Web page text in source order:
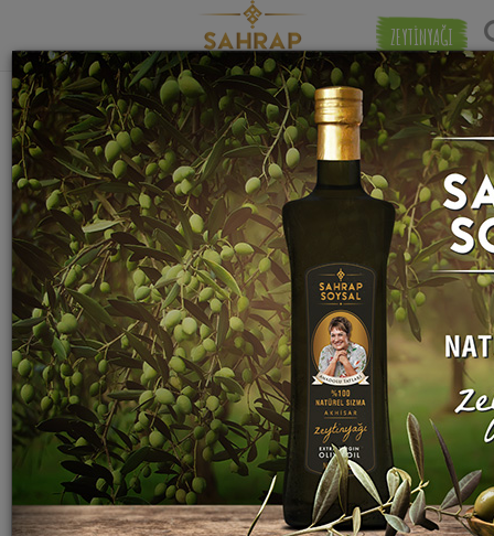
ZEYTİNYAĞI
"karabiiber" etiketiyle eşleşen (12) tarif
bulundu.
Eşleşmeye